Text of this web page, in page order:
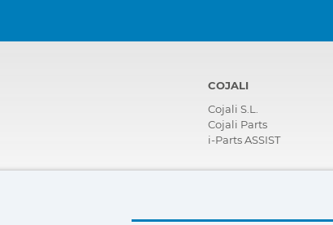
COJALI
Cojali S.L.
Cojali Parts
i-Parts ASSIST